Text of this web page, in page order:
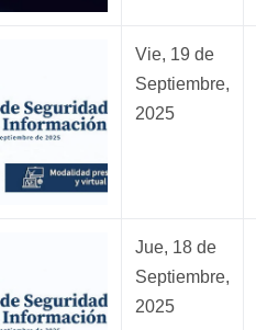
Vie, 19 de
Septiembre,
2025
Jue, 18 de
Septiembre,
2025